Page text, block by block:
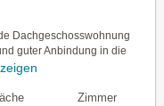
Dachgeschosswohnung
guter Anbindung in die
Zimmer